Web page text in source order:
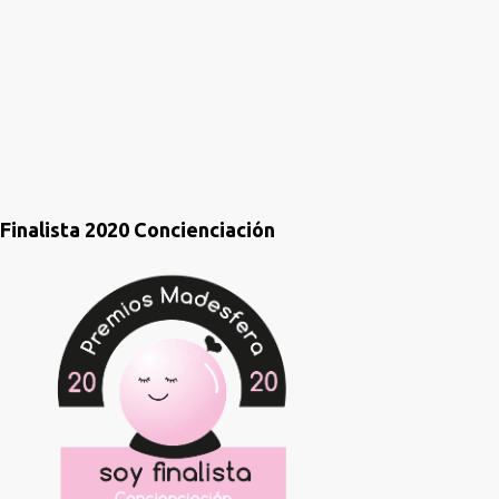
Finalista 2020 Concienciación